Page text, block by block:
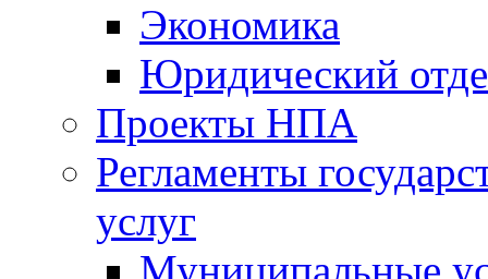
Экономика
Юридический
Проекты НПА
Регламенты
услуг